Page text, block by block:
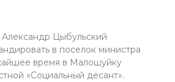
Александр Цыбульский
в поселок министра
время в Малошуйку
«Социальный десант».